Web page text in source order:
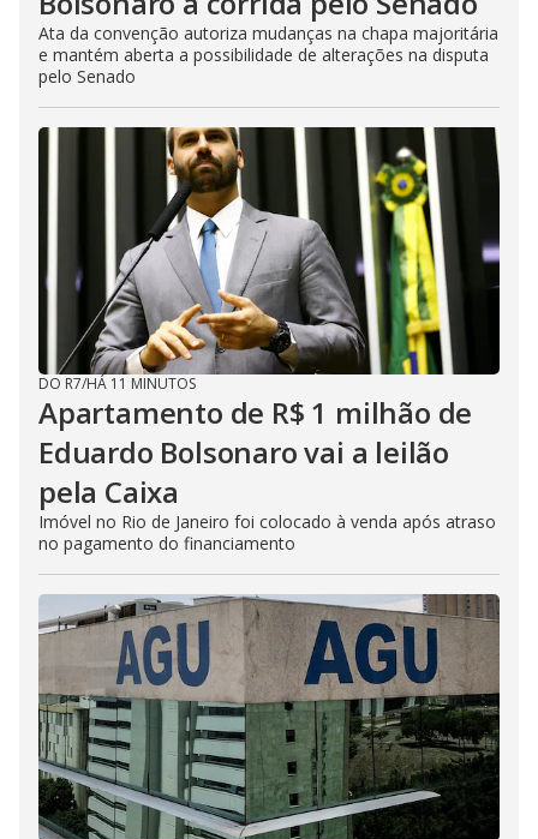
Ata da convenção autoriza mudanças na chapa majoritária
e mantém aberta a possibilidade de alterações na disputa
pelo Senado
DO R7/HÁ 11 MINUTOS
Apartamento de R$ 1 milhão de
Eduardo Bolsonaro vai a leilão
pela Caixa
Imóvel no Rio de Janeiro foi colocado à venda após atraso
no pagamento do financiamento